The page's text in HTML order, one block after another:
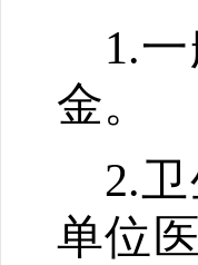
1.
金。
2.
单位